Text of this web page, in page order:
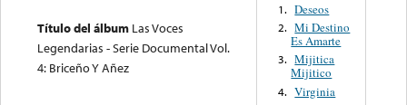
Título del álbum Las Voces
Legendarias - Serie Documental Vol.
4: Briceño Y Añez
1. Deseos
2. Mi Destino
Es Amarte
3. Mijitica
Mijitico
4. Virginia